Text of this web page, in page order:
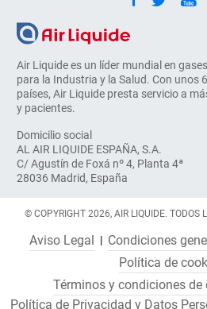
Air Liquide es un líder mundial en
para la Industria y la Salud. Con unos
países, Air Liquide presta servicio a
y pacientes.
Domicilio social
AL AIR LIQUIDE ESPAÑA, S.A.
C/ Agustín de Foxá nº 4, Planta 4ª
28036 Madrid, España
© COPYRIGHT 2026, AIR LIQUIDE. TODOS
Aviso Legal
Condiciones
Política de
Términos y condiciones de
Política de Privacidad y Datos